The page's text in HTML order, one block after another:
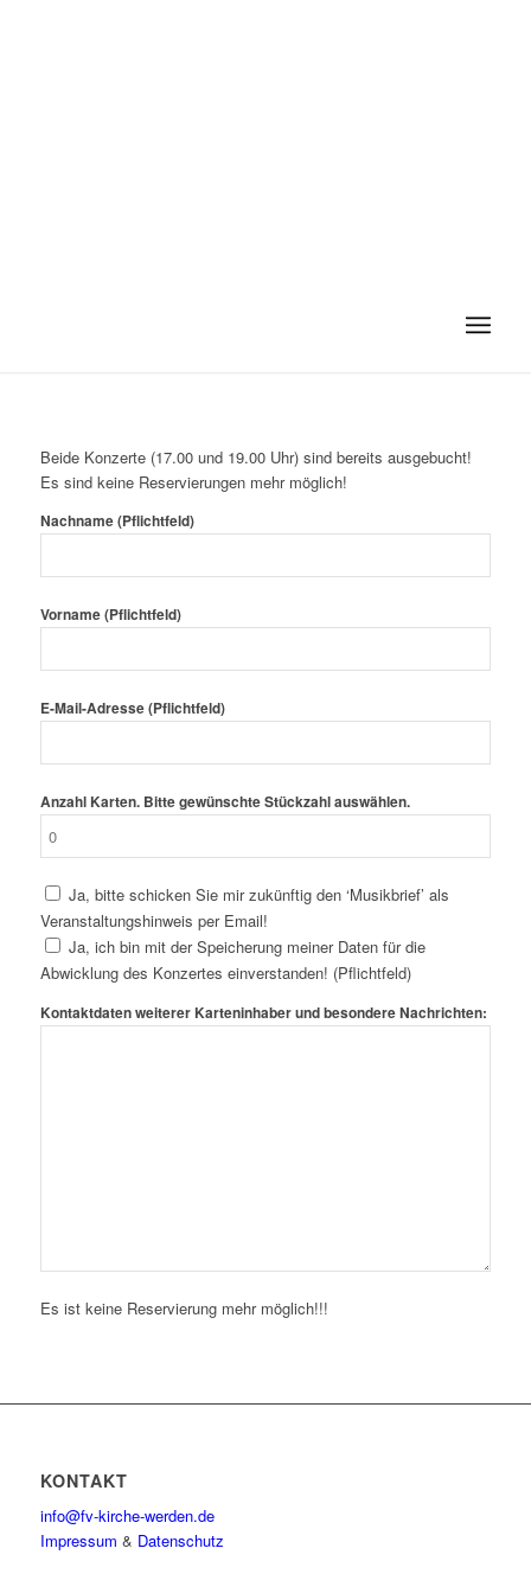
Beide Konzerte (17.00 und 19.00 Uhr) sind bereits ausgebucht!
Es sind keine Reservierungen mehr möglich!
Nachname (Pflichtfeld)
Vorname (Pflichtfeld)
E-Mail-Adresse (Pflichtfeld)
Anzahl Karten. Bitte gewünschte Stückzahl auswählen.
Ja, bitte schicken Sie mir zukünftig den ‘Musikbrief’ als
Veranstaltungshinweis per Email!
Ja, ich bin mit der Speicherung meiner Daten für die
Abwicklung des Konzertes einverstanden! (Pflichtfeld)
Kontaktdaten weiterer Karteninhaber und besondere Nachrichten:
Es ist keine Reservierung mehr möglich!!!
KONTAKT
info@fv-kirche-werden.de
Impressum & Datenschutz